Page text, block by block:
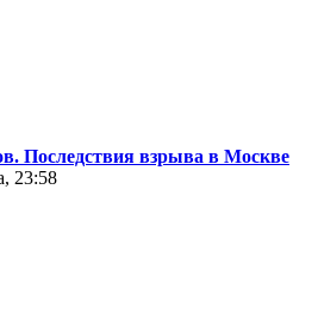
Последствия взрыва в Москве
23:58